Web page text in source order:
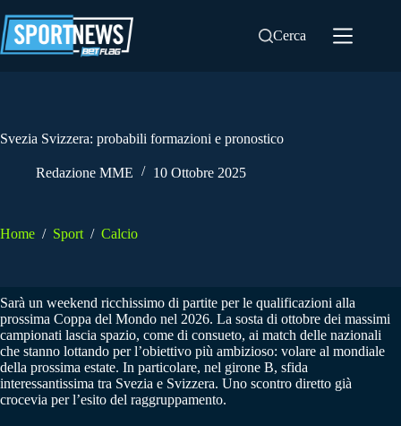
al
contenuto
Cerca
Svezia Svizzera: probabili formazioni e pronostico
Redazione MME 10 Ottobre 2025
Home / Sport / Calcio
Sarà un weekend ricchissimo di partite per le qualificazioni alla
prossima Coppa del Mondo nel 2026. La sosta di ottobre dei massimi
campionati lascia spazio, come di consueto, ai match delle nazionali
che stanno lottando per l’obiettivo più ambizioso: volare al mondiale
della prossima estate. In particolare, nel girone B, sfida
interessantissima tra Svezia e Svizzera. Uno scontro diretto già
crocevia per l’esito del raggruppamento.